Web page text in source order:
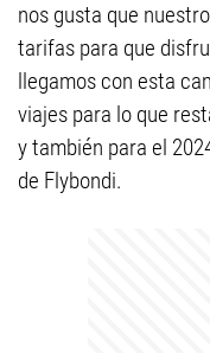
nos gusta que
tarifas para que
llegamos con esta
viajes para lo que
y también para el
de Flybondi.